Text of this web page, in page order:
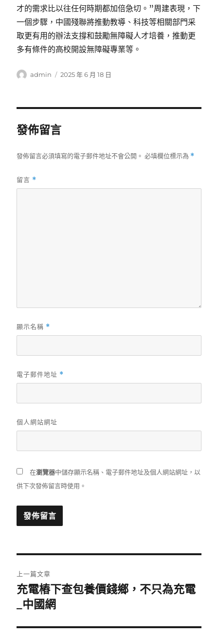
才的需求比以往任何時期都加倍急切。”周建表現，下
一個步驟，中國殘聯將推動教導、科技等相關部門采
取更有用的辦法支撐和鼓勵無障礙人才培養，推動更
多有條件的高校開設無障礙專業等。
作
admin
發
2025 年 6 月 18 日
發佈留言
發佈留言必須填寫的電子郵件地址不會公開。 必填欄位標示為 *
留言 *
顯示名稱 *
電子郵件地址 *
個人網站網址
在瀏覽器中儲存顯示名稱、電子郵件地址及個人網站網址，以
供下次發佈留言時使用。
章
導
覽
上一篇文章
上
一
文
充電樁下查包養價錢鄉，不只為充電
_中國網